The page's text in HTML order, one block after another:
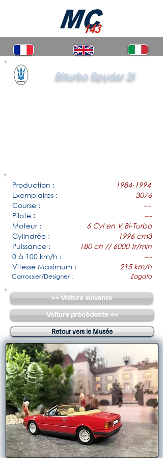
Biturbo Spyder 2l
Production :
1984-1994
Exemplaires :
3076
Course :
---
Pilote :
---
Moteur :
6 Cyl en V Bi-Turbo
Cylindrée :
1996 cm3
Puissance :
180 ch // 6000 tr/min
0 à 100 km/h :
---
Vitesse Maximum :
215 km/h
Carrossier/Designer : Zagato
>> Voiture suivante
Voiture précédente <<
Retour vers le Musée